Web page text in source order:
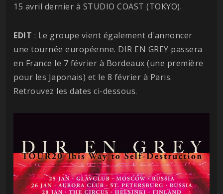
15 avril dernier à STUDIO COAST (TOKYO).
EDIT : Le groupe vient également d'annoncer
une tournée européenne. DIR EN GREY passera
en France le 7 février à Bordeaux (une première
pour les Japonais) et le 8 février à Paris.
Retrouvez les dates ci-dessous.